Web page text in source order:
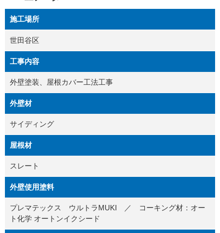
施工場所
世田谷区
工事内容
外壁塗装、屋根カバー工法工事
外壁材
サイディング
屋根材
スレート
外壁使用塗料
プレマテックス ウルトラMUKI ／ コーキング材：オー
ト化学 オートンイクシード